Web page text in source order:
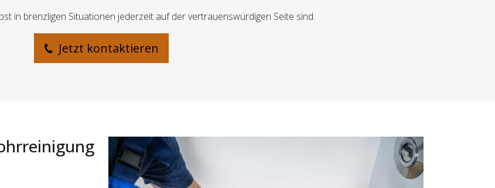
in brenzligen Situationen jederzeit auf der vertrauenswürdigen Seite sind.
Jetzt kontaktieren